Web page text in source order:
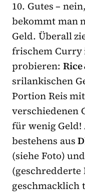
10. Gutes –
bekommt man
Geld. Überall
frischem Curry
probieren:
srilankischen
Portion Reis
verschiedenen
für wenig
bestehens aus
(siehe Foto) und
geschmacklich